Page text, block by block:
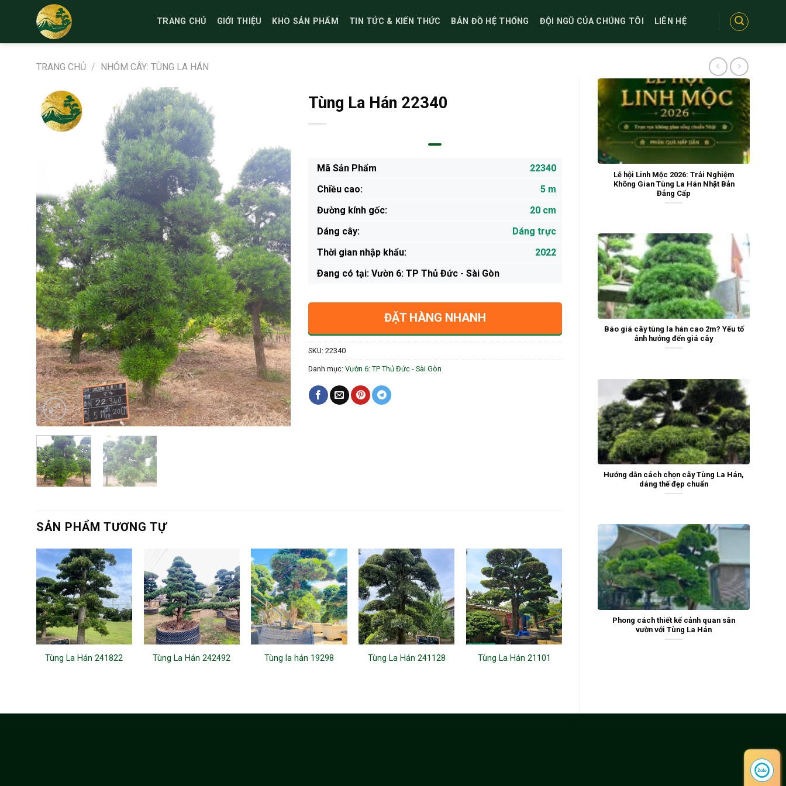
TRANG CHỦ GIỚI THIỆU KHO SẢN PHẨM TIN TỨC & KIẾN THỨC BẢN ĐỒ HỆ THỐNG ĐỘI NGŨ CỦA CHÚNG TÔI LIÊN HỆ
TRANG CHỦ / NHÓM CÂY: TÙNG LA HÁN
Lễ hội Linh Mộc 2026: Trải Nghiệm
Không Gian Tùng La Hán Nhật Bản
Đẳng Cấp
Báo giá cây tùng la hán cao 2m? Yếu tố
ảnh hưởng đến giá cây
Hướng dẫn cách chọn cây Tùng La Hán,
dáng thế đẹp chuẩn
Phong cách thiết kế cảnh quan sân
vườn với Tùng La Hán
Tùng La Hán 22340
Mã Sản Phẩm
22340
Chiều cao:
5 m
Đường kính gốc:
20 cm
Dáng cây:
Dáng trực
Thời gian nhập khẩu:
2022
Ðang có tại: Vườn 6: TP Thủ Đức - Sài Gòn
ĐẶT HÀNG NHANH
SKU: 22340
Danh mục: Vườn 6: TP Thủ Đức - Sài Gòn
SẢN PHẨM TƯƠNG TỰ
Tùng La Hán 241822 Tùng La Hán 242492 Tùng la hán 19298 Tùng La Hán 241128 Tùng La Hán 21101